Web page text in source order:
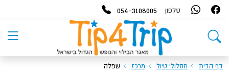
טלפון 054-3108005
דף הבית מסלולי טיול מרכז שפלה